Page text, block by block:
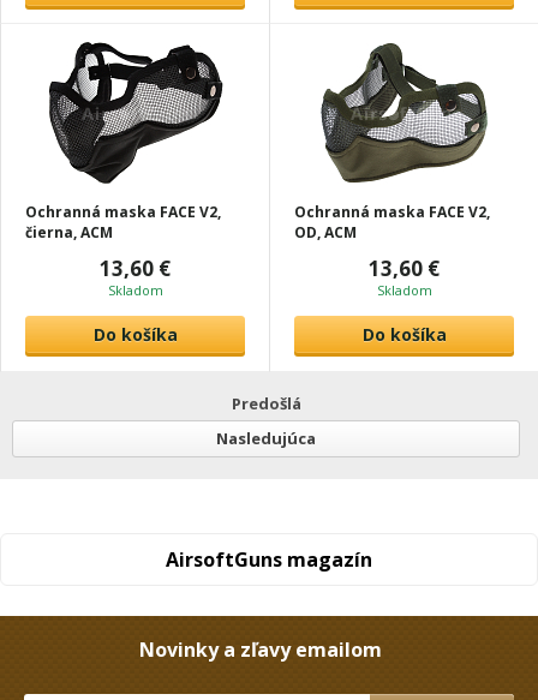
Ochranná maska FACE V2,
čierna, ACM
13,60 €
Skladom
Do košíka
Ochranná maska FACE V2,
OD, ACM
13,60 €
Skladom
Do košíka
Predošlá
Nasledujúca
AirsoftGuns magazín
Novinky a zľavy emailom